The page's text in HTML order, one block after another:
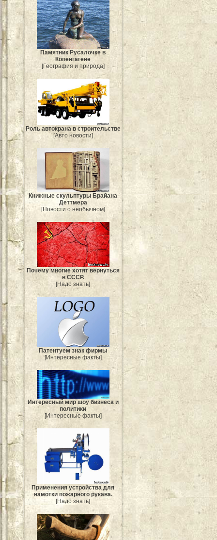
Памятник Русалочке в
Копенгагене
[География и природа]
Роль автокрана в строительстве
[Авто новости]
Книжные скульптуры Брайана
Деттмера
[Новости о необычном]
Почему многие хотят вернуться
в СССР.
[Надо знать]
Патентуем знак фирмы
[Интересные факты]
Интересный мир шоу бизнеса и
политики
[Интересные факты]
Применения устройства для
намотки пожарного рукава.
[Надо знать]